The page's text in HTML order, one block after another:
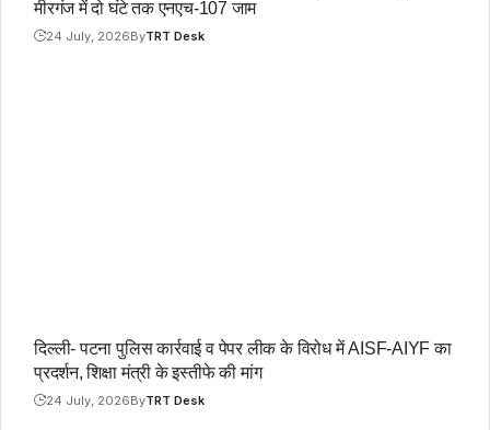
मीरगंज में दो घंटे तक एनएच-107 जाम
24 July, 2026ByTRT Desk
दिल्ली- पटना पुलिस कार्रवाई व पेपर लीक के विरोध में AISF-AIYF का
प्रदर्शन, शिक्षा मंत्री के इस्तीफे की मांग
24 July, 2026ByTRT Desk